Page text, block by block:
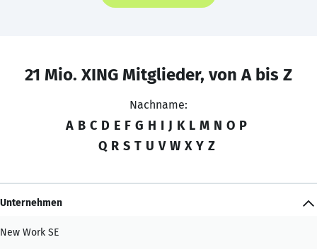
21 Mio. XING Mitglieder, von A bis Z
Nachname:
A B C D E F G H I J K L M N O P
Q R S T U V W X Y Z
Unternehmen
New Work SE